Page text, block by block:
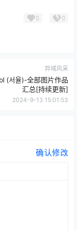
0 0
异域风采
(서율)-全部图片作品
汇总[持续更新]
2024-9-13 15:01:53
确认修改